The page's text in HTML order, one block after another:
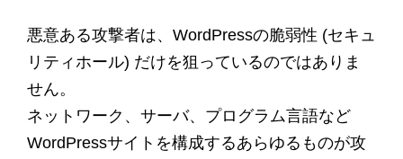
悪意ある攻撃者は、WordPressの脆弱性 (セキュ
リティホール) だけを狙っているのではありま
せん。
ネットワーク、サーバ、プログラム言語など
WordPressサイトを構成するあらゆるものが攻